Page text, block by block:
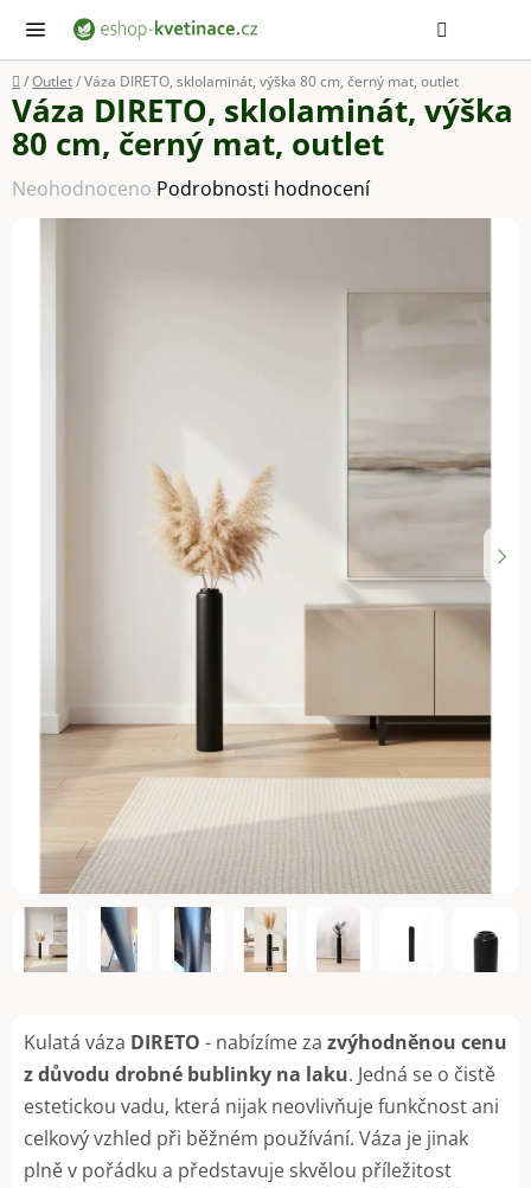
obsah
Domů
/Outlet/Váza DIRETO, sklolaminát, výška 80 cm, černý mat, outlet
Kulatá váza DIRETO - nabízíme za zvýhodněnou cenu
z důvodu drobné bublinky na laku. Jedná se o čistě
estetickou vadu, která nijak neovlivňuje funkčnost ani
celkový vzhled při běžném používání. Váza je jinak
plně v pořádku a představuje skvělou příležitost
Váza DIRETO, sklolaminát, výška
80 cm, černý mat, outlet
Průměrné
hodnocení
Neohodnoceno Podrobnosti hodnocení